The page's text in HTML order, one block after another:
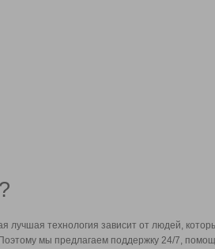
лучшая технология зависит от людей,
мы предлагаем поддержку 24/7,